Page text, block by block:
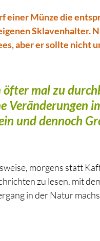
einer Münze die
Sklavenhalter.
aber er sollte nicht
mal zu
Veränderungen
und dennoch
morgens statt
zu lesen, mit
in der Natur